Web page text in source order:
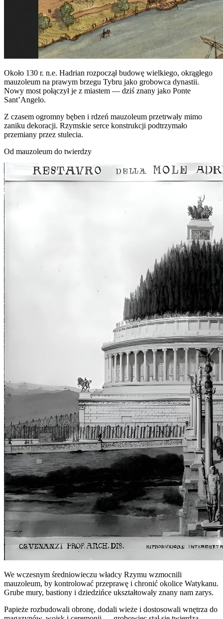
Około 130 r. n.e. Hadrian rozpoczął budowę wielkiego, okrągłego
mauzoleum na prawym brzegu Tybru jako grobowca dynastii.
Nowy most połączył je z miastem — dziś znany jako Ponte
Sant’Angelo.
Z czasem ogromny bęben i rdzeń mauzoleum przetrwały mimo
zaniku dekoracji. Rzymskie serce konstrukcji podtrzymało
przemiany przez stulecia.
Od mauzoleum do twierdzy
We wczesnym średniowieczu władcy Rzymu wzmocnili
mauzoleum, by kontrolować przeprawę i chronić okolice Watykanu.
Grube mury, bastiony i dziedzińce ukształtowały znany nam zarys.
Papieże rozbudowali obronę, dodali wieże i dostosowali wnętrza do